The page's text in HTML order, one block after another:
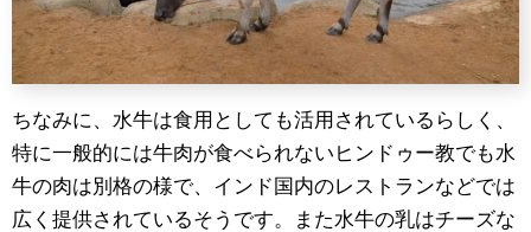
ちなみに、水牛は食用としても活用されているらしく、
特に一般的には牛肉が食べられないヒンドゥー教でも水
牛の肉は別格の様で、インド国内のレストランなどでは
広く提供されているそうです。また水牛の乳はチーズな